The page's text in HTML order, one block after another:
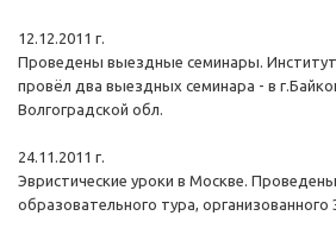
12.12.2011 г.
Проведены выездные семинары.
провёл два выездных семинара - в
Волгоградской обл.
24.11.2011 г.
Эвристические уроки в Москве.
образовательного тура,